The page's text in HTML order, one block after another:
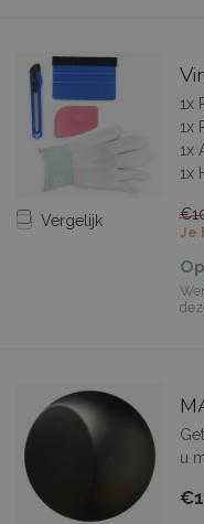
Vergelijk
1x
1x
1x
1x
Je
u